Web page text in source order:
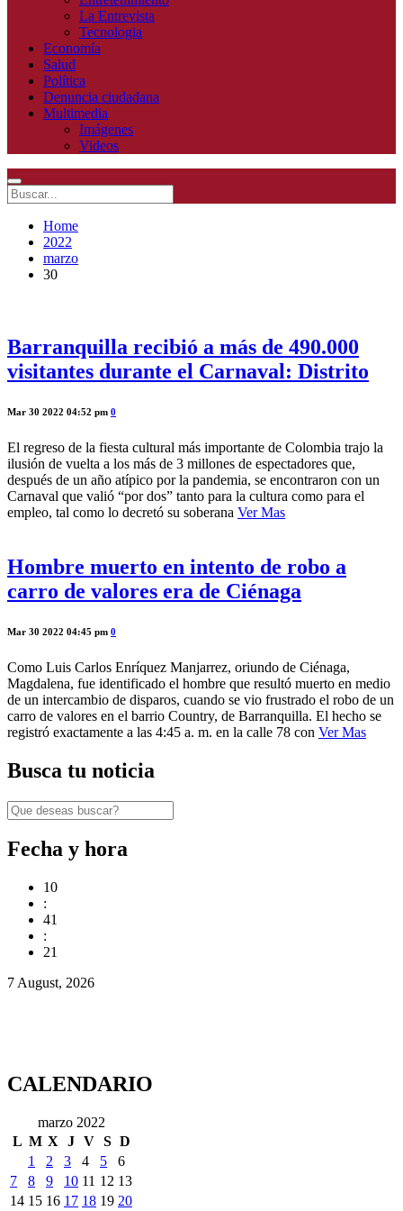
La Entrevista
Tecnologia
Economía
Salud
Política
Denuncia ciudadana
Multimedia
Imágenes
Videos
Home
2022
marzo
30
Barranquilla recibió a más de 490.000
visitantes durante el Carnaval: Distrito
Mar 30 2022 04:52 pm 0
El regreso de la fiesta cultural más importante de Colombia trajo la
ilusión de vuelta a los más de 3 millones de espectadores que,
después de un año atípico por la pandemia, se encontraron con un
Carnaval que valió “por dos” tanto para la cultura como para el
empleo, tal como lo decretó su soberana Ver Mas
Hombre muerto en intento de robo a
carro de valores era de Ciénaga
Mar 30 2022 04:45 pm 0
Como Luis Carlos Enríquez Manjarrez, oriundo de Ciénaga,
Magdalena, fue identificado el hombre que resultó muerto en medio
de un intercambio de disparos, cuando se vio frustrado el robo de un
carro de valores en el barrio Country, de Barranquilla. El hecho se
registró exactamente a las 4:45 a. m. en la calle 78 con Ver Mas
Busca tu noticia
Fecha y hora
10
:
41
:
21
7 August, 2026
CALENDARIO
marzo 2022
L M X J V S D
1
2 3 4 5
6
7
8 9 10 11 12 13
14 15 16 17 18 19 20